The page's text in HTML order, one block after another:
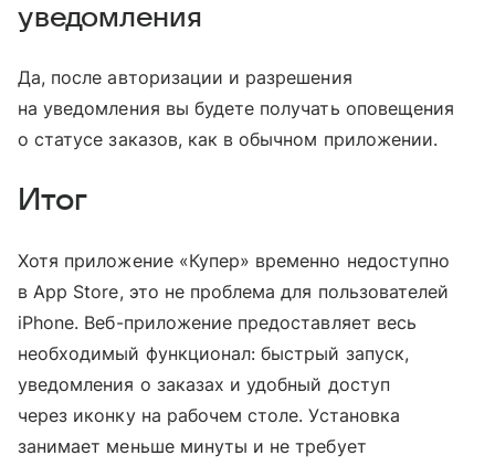
уведомления
Да, после авторизации и разрешения
на уведомления вы будете получать оповещения
о статусе заказов, как в обычном приложении.
Итог
Хотя приложение «Купер» временно недоступно
в App Store, это не проблема для пользователей
iPhone. Веб-приложение предоставляет весь
необходимый функционал: быстрый запуск,
уведомления о заказах и удобный доступ
через иконку на рабочем столе. Установка
занимает меньше минуты и не требует